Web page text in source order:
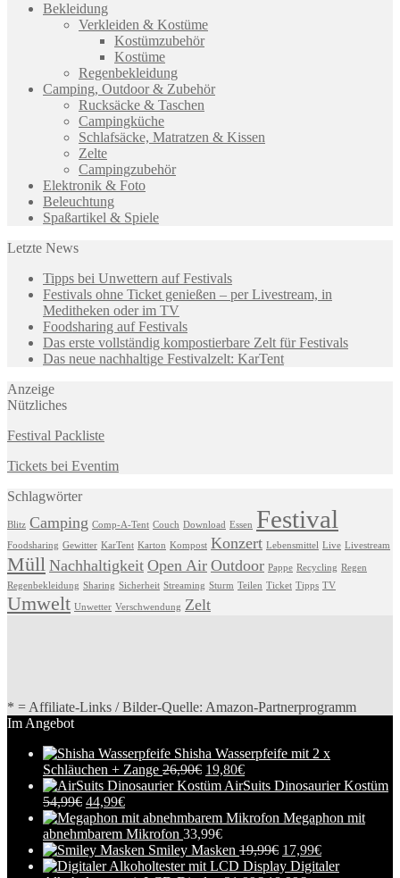
Bekleidung
Verkleiden & Kostüme
Kostümzubehör
Kostüme
Regenbekleidung
Camping, Outdoor & Zubehör
Rucksäcke & Taschen
Campingküche
Schlafsäcke, Matratzen & Kissen
Zelte
Campingzubehör
Elektronik & Foto
Beleuchtung
Spaßartikel & Spiele
Letzte News
Tipps bei Unwettern auf Festivals
Festivals ohne Ticket genießen – per Livestream, in
Meditheken oder im TV
Foodsharing auf Festivals
Das erste vollständig kompostierbare Zelt für Festivals
Das neue nachhaltige Festivalzelt: KarTent
Anzeige
Nützliches
Festival Packliste
Tickets bei Eventim
Schlagwörter
Blitz Camping Comp-A-Tent Couch Download Essen Festival
Foodsharing Gewitter KarTent Karton Kompost Konzert Lebensmittel Live Livestream
Müll Nachhaltigkeit Open Air Outdoor Pappe Recycling Regen
Regenbekleidung Sharing Sicherheit Streaming Sturm Teilen Ticket Tipps TV
Umwelt Unwetter Verschwendung Zelt
* = Affiliate-Links / Bilder-Quelle: Amazon-Partnerprogramm
Im Angebot
Shisha Wasserpfeife mit 2 x
Schläuchen + Zange 26,90€ 19,80€
AirSuits Dinosaurier Kostüm
54,99€ 44,99€
Megaphon mit
abnehmbarem Mikrofon 33,99€
Smiley Masken 19,99€ 17,99€
Digitaler